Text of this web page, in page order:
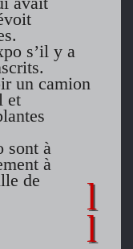
s’il y a
un camion
et
sont à
à
de